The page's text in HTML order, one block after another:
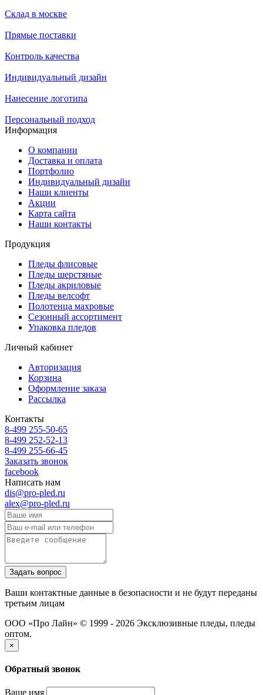
Склад в москве
Прямые поставки
Контроль качества
Индивидуальный дизайн
Нанесение логотипа
Персональный подход
Информация
О компании
Доставка и оплата
Портфолио
Индивидуальный дизайн
Наши клиенты
Акции
Карта сайта
Наши контакты
Продукция
Пледы флисовые
Пледы шерстяные
Пледы акриловые
Пледы велсофт
Полотенца махровые
Сезонный ассортимент
Упаковка пледов
Личный кабинет
Авторизация
Корзина
Оформление заказа
Рассылка
Контакты
8-499 255-50-65
8-499 252-52-13
8-499 255-66-45
Заказать звонок
facebook
Написать нам
dis@pro-pled.ru
alex@pro-pled.ru
Ваши контактные данные в безопасности и не будут переданы
третьим лицам
ООО «Про Лайн» © 1999 - 2026 Эксклюзивные пледы, пледы
оптом.
×
Обратный звонок
Ваше имя